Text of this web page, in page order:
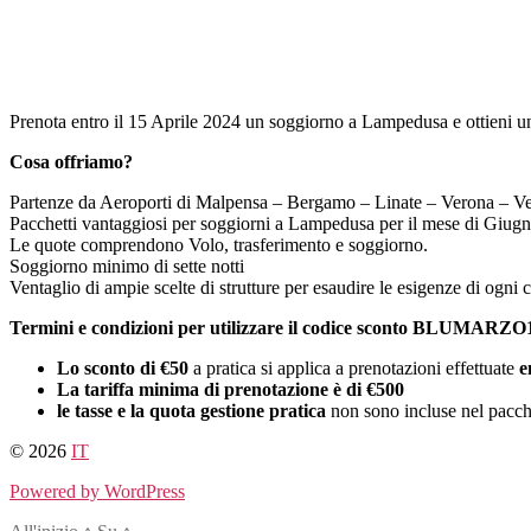
Prenota entro il 15 Aprile 2024 un soggiorno a Lampedusa e ottieni
Cosa offriamo?
Partenze da Aeroporti di Malpensa – Bergamo – Linate – Verona –
Pacchetti vantaggiosi per soggiorni a Lampedusa per il mese di
Le quote comprendono Volo, trasferimento e soggiorno.
Soggiorno minimo di sette notti
Ventaglio di ampie scelte di strutture per esaudire le esigenze di ogni
Termini e condizioni per utilizzare il codice sconto
Lo sconto di €50 a pratica si applica a prenotazioni effettuate
La tariffa minima di prenotazione è di €500
le tasse e la quota gestione pratica non sono incluse nel
© 2026 IT
Powered by WordPress